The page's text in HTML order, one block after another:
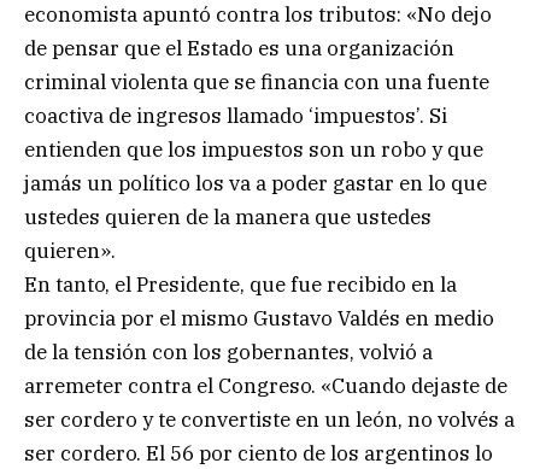
economista apuntó contra los tributos: «No dejo
de pensar que el Estado es una organización
criminal violenta que se financia con una fuente
coactiva de ingresos llamado ‘impuestos’. Si
entienden que los impuestos son un robo y que
jamás un político los va a poder gastar en lo que
ustedes quieren de la manera que ustedes
quieren».
En tanto, el Presidente, que fue recibido en la
provincia por el mismo Gustavo Valdés en medio
de la tensión con los gobernantes, volvió a
arremeter contra el Congreso. «Cuando dejaste de
ser cordero y te convertiste en un león, no volvés a
ser cordero. El 56 por ciento de los argentinos lo